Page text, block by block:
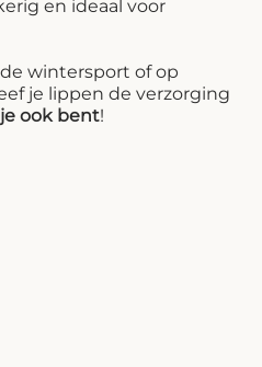
en ideaal voor
wintersport of op
je lippen de verzorging
ook bent!